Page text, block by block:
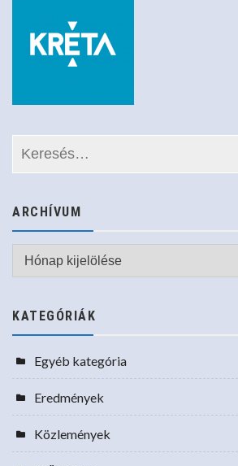
ARCHÍVUM
Archívum
KATEGÓRIÁK
Egyéb kategória
Eredmények
Közlemények